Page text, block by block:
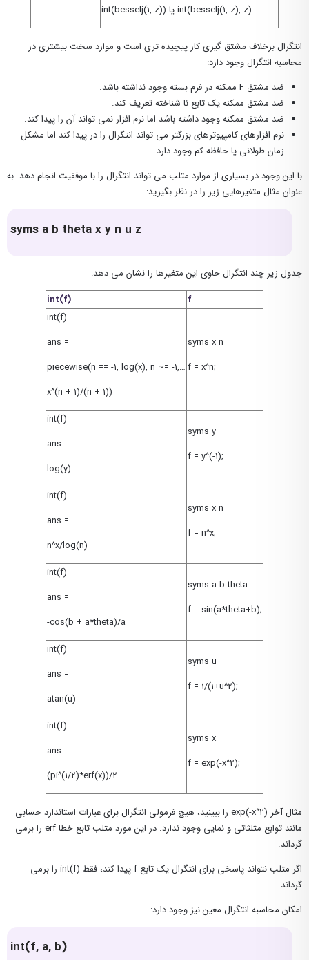
int(besselj(1, z)) یا int(besselj(1, z), z)
انتگرال برخلاف مشتق گیری کار پیچیده تری است و موارد سخت بیشتری در
محاسبه انتگرال وجود دارد:
ضد مشتق F ممكنه در فرم بسته وجود نداشته باشد.
ضد مشتق ممکنه یک تابع نا شناخته تعریف کند.
ضد مشتق ممکنه وجود داشته باشد اما نرم افزار نمی تواند آن را پیدا کند.
نرم افزارهای کامپیوترهای بزرگتر می تواند انتگرال را در پیدا کند اما مشکل
زمان طولانی یا حافظه کم وجود دارد.
با این وجود در بسیاری از موارد متلب می تواند انتگرال را با موفقیت انجام دهد. به
عنوان مثال متغیرهایی زیر را در نظر بگیرید:
syms a b theta x y n u z
جدول زیر چند انتگرال حاوی این متغیرها را نشان می دهد:
f
int(f)
syms x n
f = x^n;
int(f)
ans =
piecewise(n == -1, log(x), n ~= -1,…
x^(n + 1)/(n + 1))
syms y
f = y^(-1);
int(f)
ans =
log(y)
syms x n
f = n^x;
int(f)
ans =
n^x/log(n)
syms a b theta
f = sin(a*theta+b);
int(f)
ans =
-cos(b + a*theta)/a
syms u
f = 1/(1+u^2);
int(f)
ans =
atan(u)
syms x
f = exp(-x^2);
int(f)
ans =
(pi^(1/2)*erf(x))/2
مثال آخر exp(-x^2) را ببینید، هیچ فرمولی انتگرال برای عبارات استاندارد حسابی
مانند توابع مثلثاتی و نمایی وجود ندارد. در این مورد متلب تابع خطا erf را برمی
گرداند.
اگر متلب نتواند پاسخی برای انتگرال یک تابع f پیدا کند، فقط int(f) را برمی
گرداند.
امکان محاسبه انتگرال معین نیز وجود دارد:
int(f, a, b)